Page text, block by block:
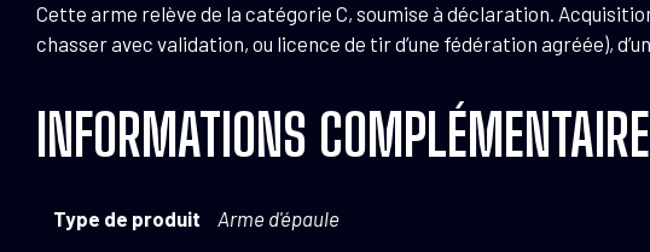
Cette arme relève de la catégorie C, soumise à déclaration.
chasser avec validation, ou licence de tir d’une fédération agréée),
INFORMATIONS
Type de produit Arme d'épaule